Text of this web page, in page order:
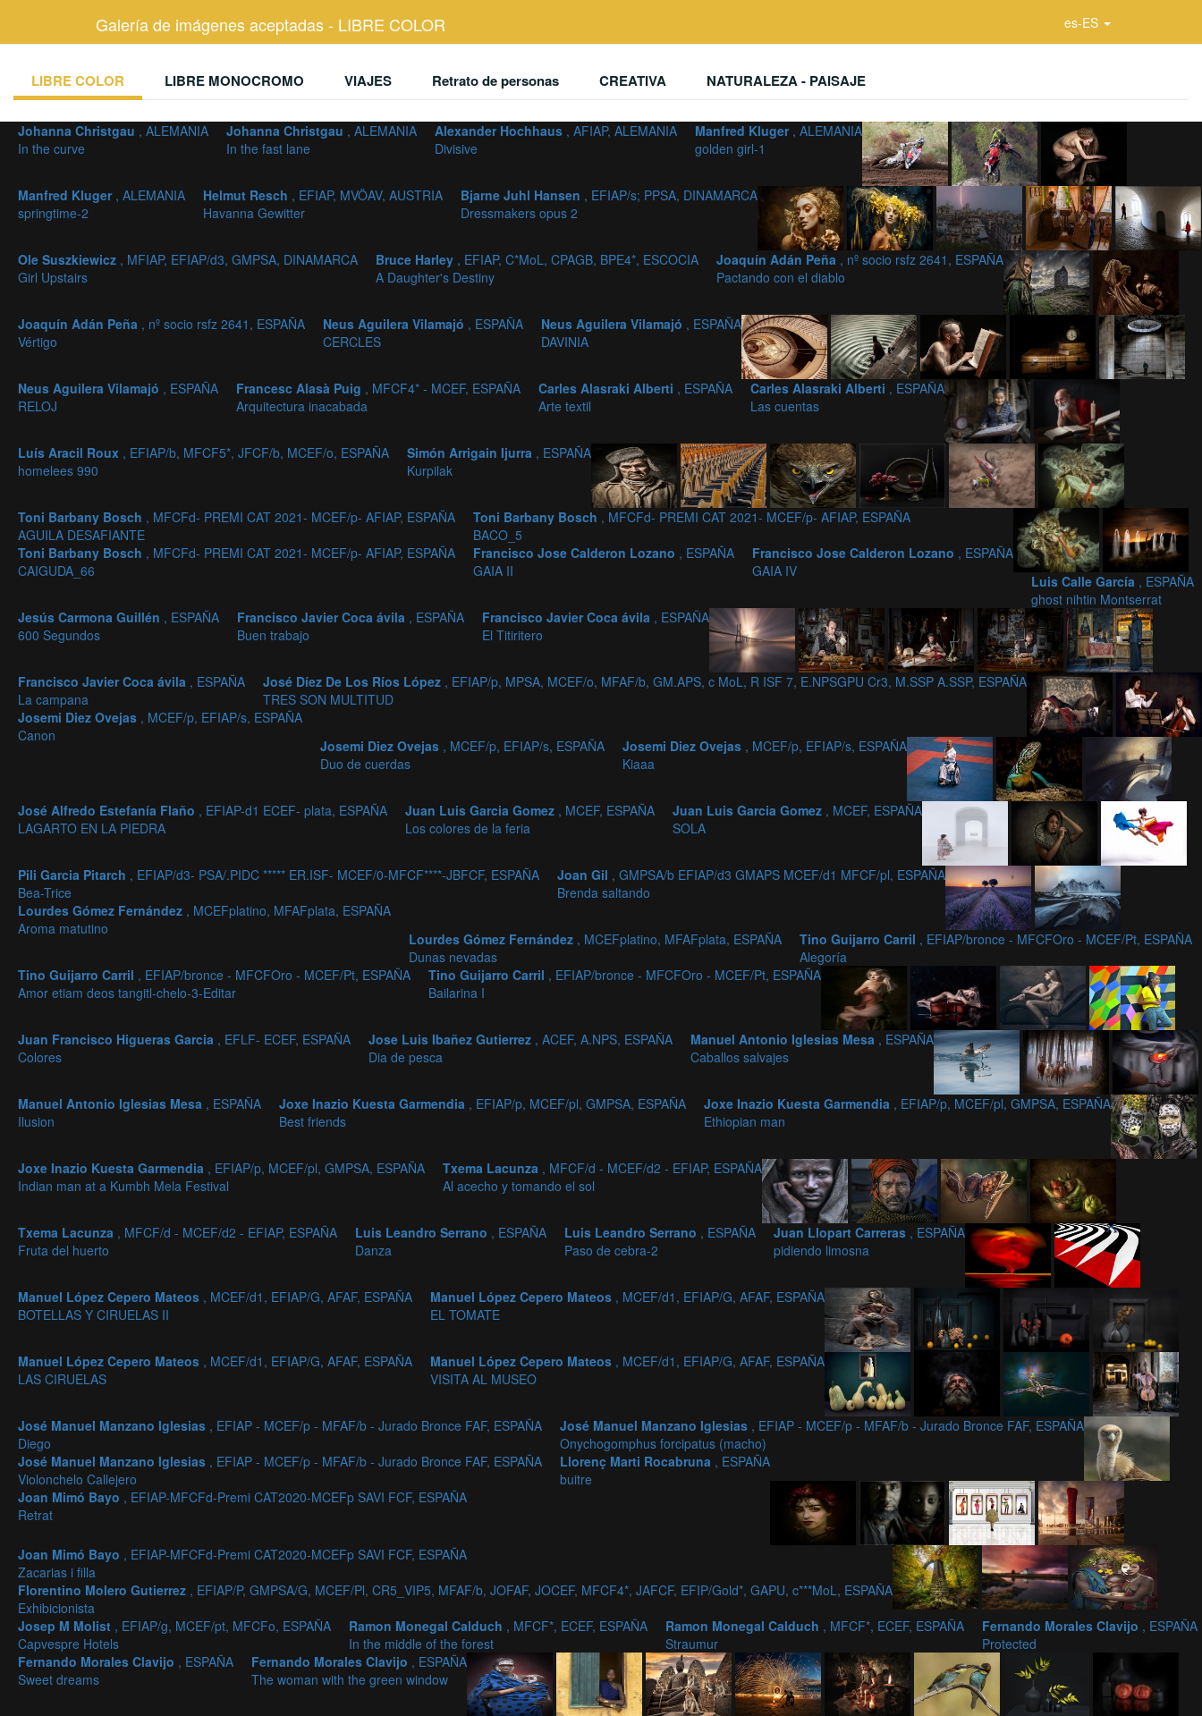
Galería de imágenes aceptadas - LIBRE COLOR es-ES
LIBRE COLOR LIBRE MONOCROMO VIAJES Retrato de personas CREATIVA NATURALEZA - PAISAJE
Johanna Christgau , ALEMANIA
In the curve
Johanna Christgau , ALEMANIA
In the fast lane
Alexander Hochhaus , AFIAP, ALEMANIA
Divisive
Manfred Kluger , ALEMANIA
golden girl-1
Manfred Kluger , ALEMANIA
springtime-2
Helmut Resch , EFIAP, MVÖAV, AUSTRIA
Havanna Gewitter
Bjarne Juhl Hansen , EFIAP/s; PPSA, DINAMARCA
Dressmakers opus 2
Ole Suszkiewicz , MFIAP, EFIAP/d3, GMPSA, DINAMARCA
Girl Upstairs
Bruce Harley , EFIAP, C*MoL, CPAGB, BPE4*, ESCOCIA
A Daughter's Destiny
Joaquín Adán Peña , nº socio rsfz 2641, ESPAÑA
Pactando con el diablo
Joaquín Adán Peña , nº socio rsfz 2641, ESPAÑA
Vértigo
Neus Aguilera Vilamajó , ESPAÑA
CERCLES
Neus Aguilera Vilamajó , ESPAÑA
DAVINIA
Neus Aguilera Vilamajó , ESPAÑA
RELOJ
Francesc Alasà Puig , MFCF4* - MCEF, ESPAÑA
Arquitectura inacabada
Carles Alasraki Alberti , ESPAÑA
Arte textil
Carles Alasraki Alberti , ESPAÑA
Las cuentas
Luís Aracil Roux , EFIAP/b, MFCF5*, JFCF/b, MCEF/o, ESPAÑA
homelees 990
Simón Arrigain Ijurra , ESPAÑA
Kurpilak
Toni Barbany Bosch , MFCFd- PREMI CAT 2021- MCEF/p- AFIAP, ESPAÑA
AGUILA DESAFIANTE
Toni Barbany Bosch , MFCFd- PREMI CAT 2021- MCEF/p- AFIAP, ESPAÑA
BACO_5
Toni Barbany Bosch , MFCFd- PREMI CAT 2021- MCEF/p- AFIAP, ESPAÑA
CAIGUDA_66
Francisco Jose Calderon Lozano , ESPAÑA
GAIA II
Francisco Jose Calderon Lozano , ESPAÑA
GAIA IV
Luis Calle García , ESPAÑA
ghost nihtin Montserrat
Jesús Carmona Guillén , ESPAÑA
600 Segundos
Francisco Javier Coca ávila , ESPAÑA
Buen trabajo
Francisco Javier Coca ávila , ESPAÑA
El Titiritero
Francisco Javier Coca ávila , ESPAÑA
La campana
José Díez De Los Ríos López , EFIAP/p, MPSA, MCEF/o, MFAF/b, GM.APS, c MoL, R ISF 7, E.NPSGPU Cr3, M.SSP A.SSP, ESPAÑA
TRES SON MULTITUD
Josemi Diez Ovejas , MCEF/p, EFIAP/s, ESPAÑA
Canon
Josemi Diez Ovejas , MCEF/p, EFIAP/s, ESPAÑA
Duo de cuerdas
Josemi Diez Ovejas , MCEF/p, EFIAP/s, ESPAÑA
Kiaaa
José Alfredo Estefanía Flaño , EFIAP-d1 ECEF- plata, ESPAÑA
LAGARTO EN LA PIEDRA
Juan Luis Garcia Gomez , MCEF, ESPAÑA
Los colores de la feria
Juan Luis Garcia Gomez , MCEF, ESPAÑA
SOLA
Pili Garcia Pitarch , EFIAP/d3- PSA/.PIDC ***** ER.ISF- MCEF/0-MFCF****-JBFCF, ESPAÑA
Bea-Trice
Joan Gil , GMPSA/b EFIAP/d3 GMAPS MCEF/d1 MFCF/pl, ESPAÑA
Brenda saltando
Lourdes Gómez Fernández , MCEFplatino, MFAFplata, ESPAÑA
Aroma matutino
Lourdes Gómez Fernández , MCEFplatino, MFAFplata, ESPAÑA
Dunas nevadas
Tino Guijarro Carril , EFIAP/bronce - MFCFOro - MCEF/Pt, ESPAÑA
Alegoría
Tino Guijarro Carril , EFIAP/bronce - MFCFOro - MCEF/Pt, ESPAÑA
Amor etiam deos tangitl-chelo-3-Editar
Tino Guijarro Carril , EFIAP/bronce - MFCFOro - MCEF/Pt, ESPAÑA
Bailarina I
Juan Francisco Higueras Garcia , EFLF- ECEF, ESPAÑA
Colores
Jose Luis Ibañez Gutierrez , ACEF, A.NPS, ESPAÑA
Dia de pesca
Manuel Antonio Iglesias Mesa , ESPAÑA
Caballos salvajes
Manuel Antonio Iglesias Mesa , ESPAÑA
Ilusion
Joxe Inazio Kuesta Garmendia , EFIAP/p, MCEF/pl, GMPSA, ESPAÑA
Best friends
Joxe Inazio Kuesta Garmendia , EFIAP/p, MCEF/pl, GMPSA, ESPAÑA
Ethiopian man
Joxe Inazio Kuesta Garmendia , EFIAP/p, MCEF/pl, GMPSA, ESPAÑA
Indian man at a Kumbh Mela Festival
Txema Lacunza , MFCF/d - MCEF/d2 - EFIAP, ESPAÑA
Al acecho y tomando el sol
Txema Lacunza , MFCF/d - MCEF/d2 - EFIAP, ESPAÑA
Fruta del huerto
Luis Leandro Serrano , ESPAÑA
Danza
Luis Leandro Serrano , ESPAÑA
Paso de cebra-2
Juan Llopart Carreras , ESPAÑA
pidiendo limosna
Manuel López Cepero Mateos , MCEF/d1, EFIAP/G, AFAF, ESPAÑA
BOTELLAS Y CIRUELAS II
Manuel López Cepero Mateos , MCEF/d1, EFIAP/G, AFAF, ESPAÑA
EL TOMATE
Manuel López Cepero Mateos , MCEF/d1, EFIAP/G, AFAF, ESPAÑA
LAS CIRUELAS
Manuel López Cepero Mateos , MCEF/d1, EFIAP/G, AFAF, ESPAÑA
VISITA AL MUSEO
José Manuel Manzano Iglesias , EFIAP - MCEF/p - MFAF/b - Jurado Bronce FAF, ESPAÑA
Diego
José Manuel Manzano Iglesias , EFIAP - MCEF/p - MFAF/b - Jurado Bronce FAF, ESPAÑA
Onychogomphus forcipatus (macho)
José Manuel Manzano Iglesias , EFIAP - MCEF/p - MFAF/b - Jurado Bronce FAF, ESPAÑA
Violonchelo Callejero
Llorenç Marti Rocabruna , ESPAÑA
buitre
Joan Mimó Bayo , EFIAP-MFCFd-Premi CAT2020-MCEFp SAVI FCF, ESPAÑA
Retrat
Joan Mimó Bayo , EFIAP-MFCFd-Premi CAT2020-MCEFp SAVI FCF, ESPAÑA
Zacarias i filla
Florentino Molero Gutierrez , EFIAP/P, GMPSA/G, MCEF/Pl, CR5_VIP5, MFAF/b, JOFAF, JOCEF, MFCF4*, JAFCF, EFIP/Gold*, GAPU, c***MoL, ESPAÑA
Exhibicionista
Josep M Molist , EFIAP/g, MCEF/pt, MFCFo, ESPAÑA
Capvespre Hotels
Ramon Monegal Calduch , MFCF*, ECEF, ESPAÑA
In the middle of the forest
Ramon Monegal Calduch , MFCF*, ECEF, ESPAÑA
Straumur
Fernando Morales Clavijo , ESPAÑA
Protected
Fernando Morales Clavijo , ESPAÑA
Sweet dreams
Fernando Morales Clavijo , ESPAÑA
The woman with the green window